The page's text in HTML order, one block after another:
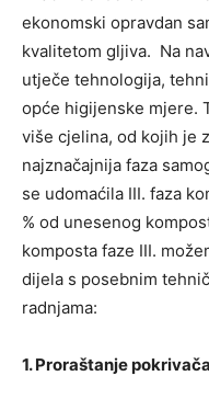
ekonomski opravdan
kvalitetom gljiva. Na
utječe tehnologija,
opće higijenske mjere.
više cjelina, od kojih je
najznačajnija faza
se udomaćila III. faza
% od unesenog
komposta faze III.
dijela s posebnim
radnjama:
1. Proraštanje pokrivača